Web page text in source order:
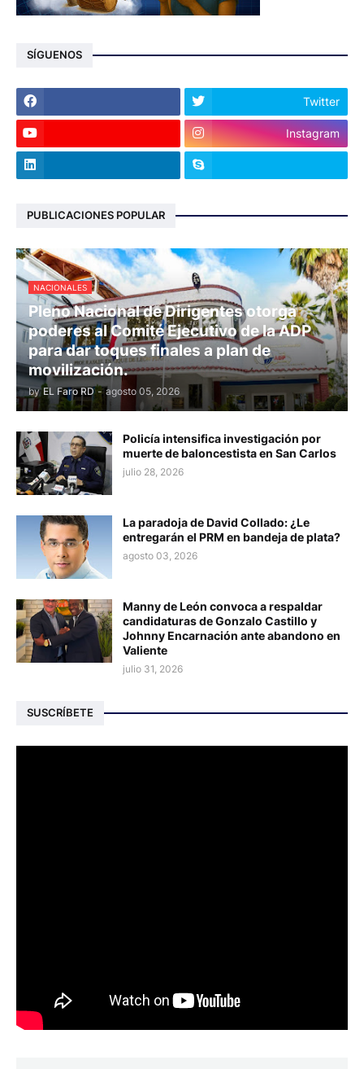
SÍGUENOS
Twitter
Instagram
PUBLICACIONES POPULAR
NACIONALES
Pleno Nacional de Dirigentes otorga
poderes al Comité Ejecutivo de la ADP
para dar toques finales a plan de
movilización.
by EL Faro RD - agosto 05, 2026
Policía intensifica investigación por
muerte de baloncestista en San Carlos
julio 28, 2026
La paradoja de David Collado: ¿Le
entregarán el PRM en bandeja de plata?
agosto 03, 2026
Manny de León convoca a respaldar
candidaturas de Gonzalo Castillo y
Johnny Encarnación ante abandono en
Valiente
julio 31, 2026
SUSCRÍBETE